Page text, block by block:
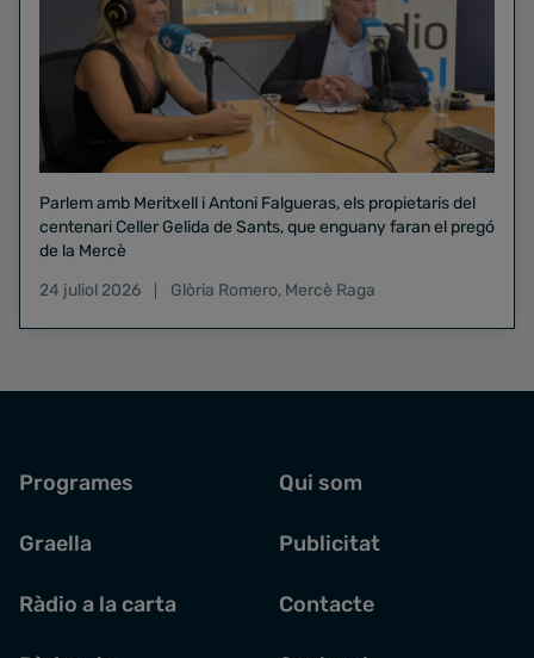
Parlem amb Meritxell i Antoni Falgueras, els propietaris del
centenari Celler Gelida de Sants, que enguany faran el pregó
de la Mercè
24 juliol 2026
Glòria Romero, Mercè Raga
Programes
Graella
Ràdio a la carta
Qui som
Publicitat
Contacte